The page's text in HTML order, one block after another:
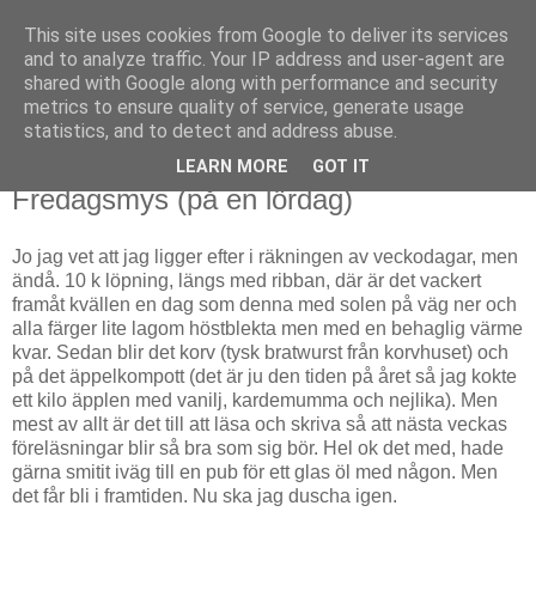
Björn Fritz
vad än som faller mig in
lördag, september 10, 2011
Fredagsmys (på en lördag)
Jo jag vet att jag ligger efter i räkningen av veckodagar, men
ändå. 10 k löpning, längs med ribban, där är det vackert
framåt kvällen en dag som denna med solen på väg ner och
alla färger lite lagom höstblekta men med en behaglig värme
kvar. Sedan blir det korv (tysk bratwurst från korvhuset) och
på det äppelkompott (det är ju den tiden på året så jag kokte
ett kilo äpplen med vanilj, kardemumma och nejlika). Men
mest av allt är det till att läsa och skriva så att nästa veckas
föreläsningar blir så bra som sig bör. Hel ok det med, hade
gärna smitit iväg till en pub för ett glas öl med någon. Men
det får bli i framtiden. Nu ska jag duscha igen.
This site uses cookies from Google to deliver its services
and to analyze traffic. Your IP address and user-agent are
shared with Google along with performance and security
metrics to ensure quality of service, generate usage
statistics, and to detect and address abuse.
LEARN MORE GOT IT